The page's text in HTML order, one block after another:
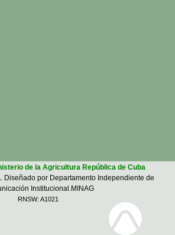
de la Agricultura República de Cuba
Diseñado por Departamento Independiente de
Institucional.MINAG
RNSW: A1021